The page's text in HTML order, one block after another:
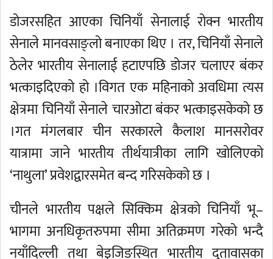
डोजरसहित आएका चिनियाँ सेनालाई रोक्न भारतीय
सेनाले मानवसाङ्लो बनाएका थिए । तर, चिनियाँ सेनाले
ठेलेर भारतीय सेनालाई हटाएपछि डोजर चलाएर बंकर
भत्काइदिएको हो ।विगत एक महिनाको अवधिमा त्यस
क्षेत्रमा चिनियाँ सेनाले चारओटा बंकर भत्काइसकेको छ
।गत मंगलबार चीन सरकारले कैलाश मानसरोवर
यात्रामा जाने भारतीय तीर्थयात्रीका लागि खोलिएको
‘नाथुला’ प्रवेशद्वारसमेत बन्द गरिसकेको छ ।
चीनले भारतीय पक्षले सिक्किम क्षेत्रको चिनियाँ भू–
भागमा अनधिकृतरुपमा सीमा अतिक्रमण गरेको भन्दै
नयाँदिल्ली तथा बेइजिङस्थित भारतीय दूतावासका